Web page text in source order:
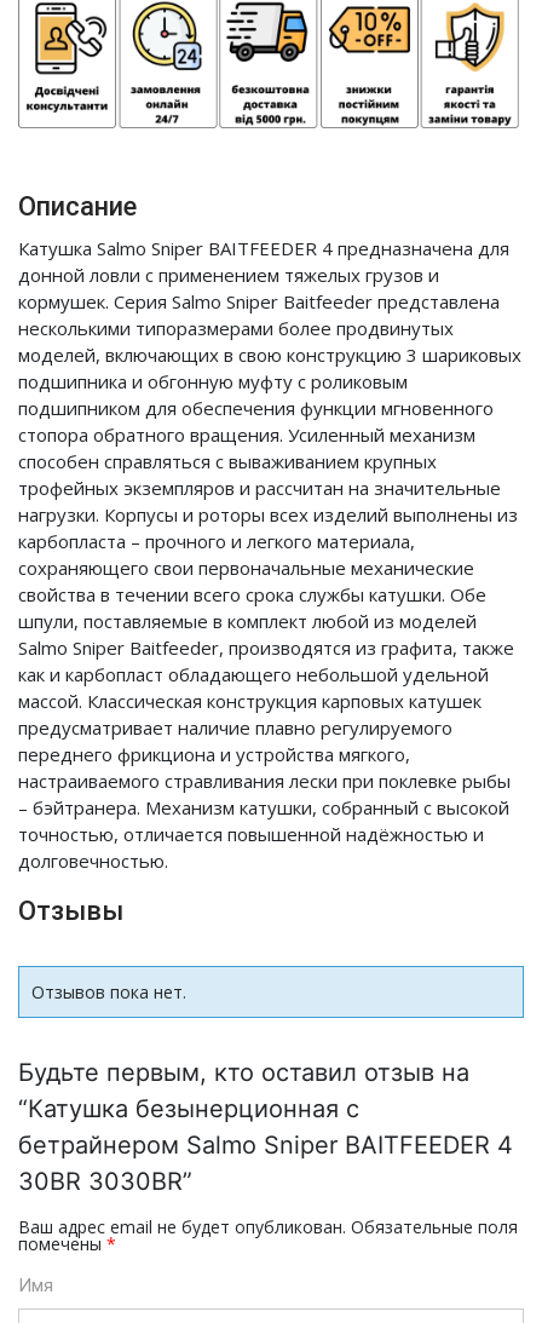
Описание
Катушка Salmo Sniper BAITFEEDER 4 предназначена для
донной ловли с применением тяжелых грузов и
кормушек. Серия Salmo Sniper Baitfeeder представлена
несколькими типоразмерами более продвинутых
моделей, включающих в свою конструкцию 3 шариковых
подшипника и обгонную муфту с роликовым
подшипником для обеспечения функции мгновенного
стопора обратного вращения. Усиленный механизм
способен справляться с вываживанием крупных
трофейных экземпляров и рассчитан на значительные
нагрузки. Корпусы и роторы всех изделий выполнены из
карбопласта – прочного и легкого материала,
сохраняющего свои первоначальные механические
свойства в течении всего срока службы катушки. Обе
шпули, поставляемые в комплект любой из моделей
Salmo Sniper Baitfeeder, производятся из графита, также
как и карбопласт обладающего небольшой удельной
массой. Классическая конструкция карповых катушек
предусматривает наличие плавно регулируемого
переднего фрикциона и устройства мягкого,
настраиваемого стравливания лески при поклевке рыбы
– бэйтранера. Механизм катушки, собранный с высокой
точностью, отличается повышенной надёжностью и
долговечностью.
Отзывы
Отзывов пока нет.
Будьте первым, кто оставил отзыв на
“Катушка безынерционная c
бетрайнером Salmo Sniper BAITFEEDER 4
30BR 3030BR”
Ваш адрес email не будет опубликован. Обязательные поля
помечены *
Имя